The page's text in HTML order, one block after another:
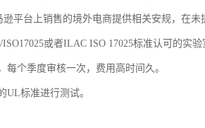
平台上销售的境外电商提供相关安规，在
或者ILAC ISO 17025标准认可的实验
个季度审核一次，费用高时间久。
UL标准进行测试。